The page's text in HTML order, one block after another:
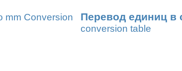
mm Conversion
Перевод единиц в
conversion table